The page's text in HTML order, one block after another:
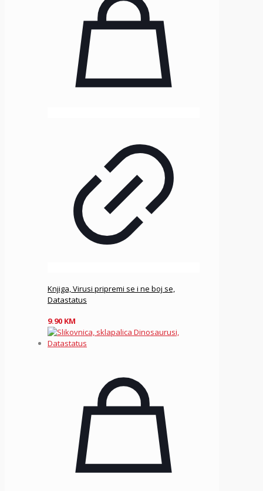
Knjiga, Virusi pripremi se i ne boj se,
Datastatus
9.90 KM